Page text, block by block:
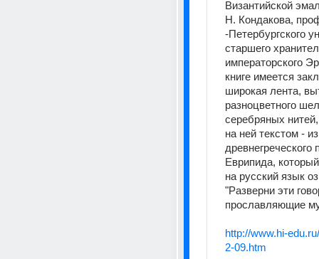
Византийской
Н. Кондакова,
-Петербургского
старшего
императорского
книге имеется
широкая лента,
разноцветного
серебряных
на ней текстом -
древнегреческого
Еврипида,
на русский язык
"Разверни эти
прославляющие
http://www.hi-
2-09.htm